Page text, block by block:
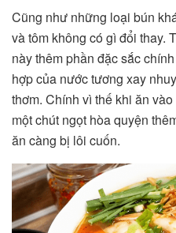
Cũng như những loại bún
và tôm không có gì đổi thay.
này thêm phần đặc sắc
hợp của nước tương xay
thơm. Chính vì thế khi ăn
một chút ngọt hòa quyện
ăn càng bị lôi cuốn.